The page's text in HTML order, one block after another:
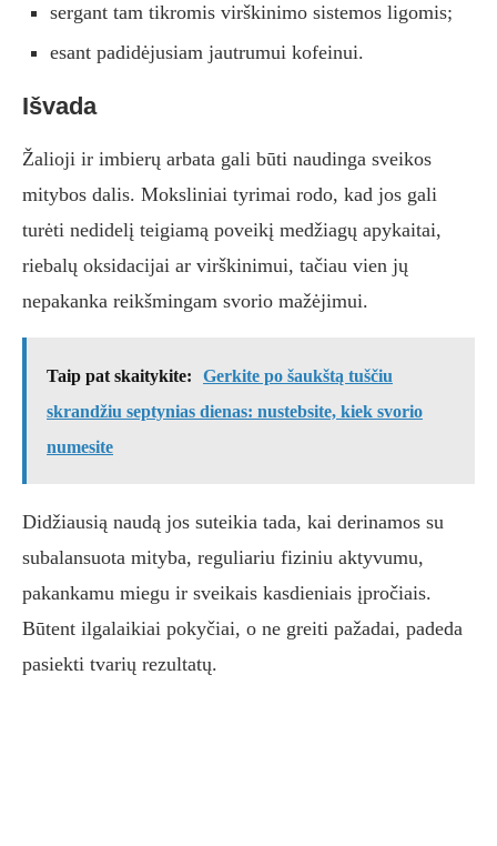
sergant tam tikromis virškinimo sistemos ligomis;
esant padidėjusiam jautrumui kofeinui.
Išvada
Žalioji ir imbierų arbata gali būti naudinga sveikos
mitybos dalis. Moksliniai tyrimai rodo, kad jos gali
turėti nedidelį teigiamą poveikį medžiagų apykaitai,
riebalų oksidacijai ar virškinimui, tačiau vien jų
nepakanka reikšmingam svorio mažėjimui.
Taip pat skaitykite:
Gerkite po šaukštą tuščiu
skrandžiu septynias dienas: nustebsite, kiek svorio
numesite
Didžiausią naudą jos suteikia tada, kai derinamos su
subalansuota mityba, reguliariu fiziniu aktyvumu,
pakankamu miegu ir sveikais kasdieniais įpročiais.
Būtent ilgalaikiai pokyčiai, o ne greiti pažadai, padeda
pasiekti tvarių rezultatų.